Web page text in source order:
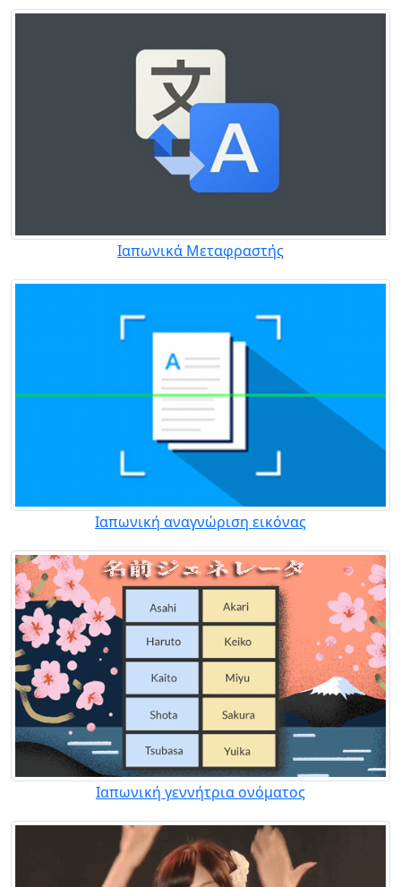
Ιαπωνικά Μεταφραστής
Ιαπωνική αναγνώριση εικόνας
Ιαπωνική γεννήτρια ονόματος